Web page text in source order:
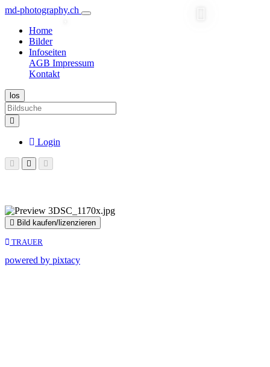
md-photography.ch
Home
Bilder
Infoseiten
AGB Impressum
Kontakt
Login
Bild kaufen/lizenzieren
TRAUER
Loading...
powered by pixtacy